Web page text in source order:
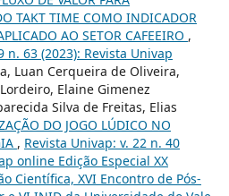
TAKT TIME COMO INDICADOR
AO SETOR CAFEEIRO ,
n. 63 (2023): Revista Univap
Luan Cerqueira de Oliveira,
Elaine Gimenez
Silva de Freitas, Elias
DO JOGO LÚDICO NO
, Revista Univap: v. 22 n. 40
online Edição Especial XX
Científica, XVI Encontro de Pós-